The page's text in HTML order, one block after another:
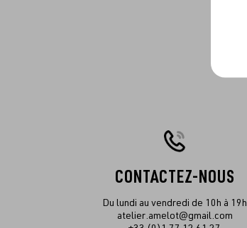
CONTACTEZ-NOUS
Du lundi au vendredi de 10h à 19h
atelier.amelot@gmail.com